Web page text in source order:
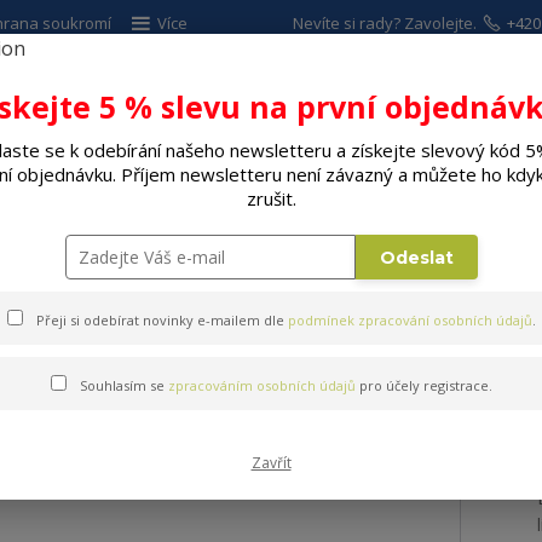
soukromí Více
Hledat
Nevíte si rady? Zavolejte.
SPOTŘEBIČE ELEKTRO DÍLNA A
stroje Nůžky na živý plot FIELDMANN FZN 2305-E
FZN 2305-E
5 % slevu na první
se k odebírání našeho newsletteru a získejte slevový kód
objednávku. Příjem newsletteru není závazný a můžete ho
zrušit.
Odeslat
Přeji si odebírat novinky e-mailem dle podmínek zpracování osobních údajů.
Souhlasím se zpracováním osobních údajů pro účely registrace.
Zavřít